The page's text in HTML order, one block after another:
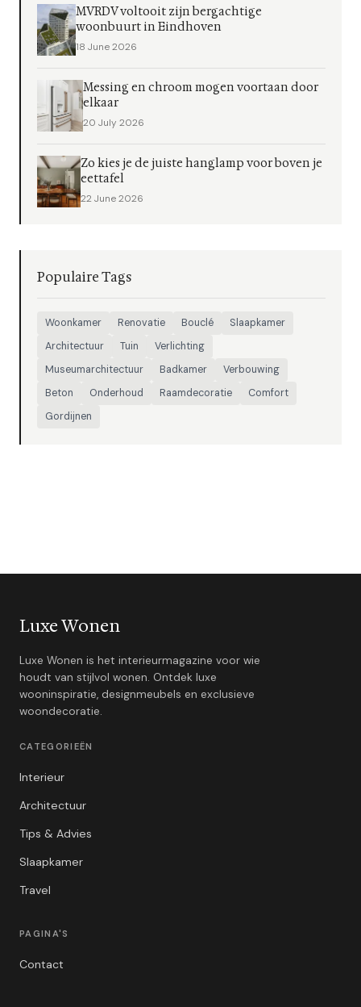
MVRDV voltooit zijn bergachtige
woonbuurt in Eindhoven
18 June 2026
Messing en chroom mogen voortaan door
elkaar
20 July 2026
Zo kies je de juiste hanglamp voor boven je
eettafel
22 June 2026
Populaire Tags
Woonkamer Renovatie Bouclé
Slaapkamer
Architectuur
Tuin
Verlichting
Museumarchitectuur
Badkamer
Verbouwing
Beton
Onderhoud Raamdecoratie
Comfort
Gordijnen
Luxe Wonen
Luxe Wonen is het interieurmagazine voor wie
houdt van stijlvol wonen. Ontdek luxe
wooninspiratie, designmeubels en exclusieve
woondecoratie.
CATEGORIEËN
Interieur
Architectuur
Tips & Advies
Slaapkamer
Travel
PAGINA'S
Contact